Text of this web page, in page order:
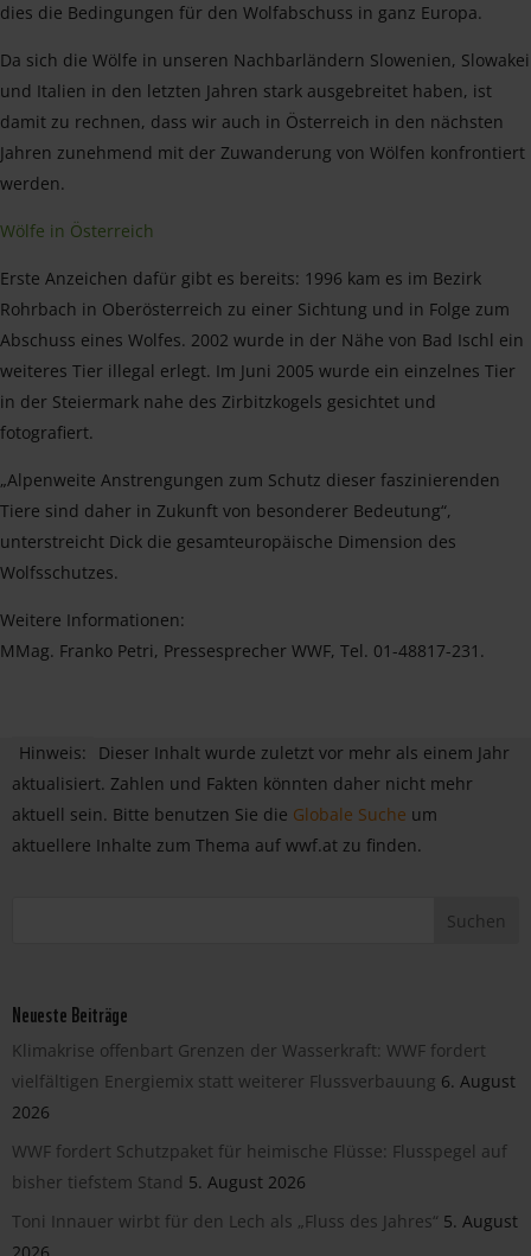
dies die Bedingungen für den Wolfabschuss in ganz Europa.
Da sich die Wölfe in unseren Nachbarländern Slowenien, Slowakei
und Italien in den letzten Jahren stark ausgebreitet haben, ist
damit zu rechnen, dass wir auch in Österreich in den nächsten
Jahren zunehmend mit der Zuwanderung von Wölfen konfrontiert
werden.
Wölfe in Österreich
Erste Anzeichen dafür gibt es bereits: 1996 kam es im Bezirk
Rohrbach in Oberösterreich zu einer Sichtung und in Folge zum
Abschuss eines Wolfes. 2002 wurde in der Nähe von Bad Ischl ein
weiteres Tier illegal erlegt. Im Juni 2005 wurde ein einzelnes Tier
in der Steiermark nahe des Zirbitzkogels gesichtet und
fotografiert.
„Alpenweite Anstrengungen zum Schutz dieser faszinierenden
Tiere sind daher in Zukunft von besonderer Bedeutung“,
unterstreicht Dick die gesamteuropäische Dimension des
Wolfsschutzes.
Weitere Informationen:
MMag. Franko Petri, Pressesprecher WWF, Tel. 01-48817-231.
Hinweis:
Dieser Inhalt wurde zuletzt vor mehr als einem Jahr
aktualisiert. Zahlen und Fakten könnten daher nicht mehr
aktuell sein. Bitte benutzen Sie die Globale Suche um
aktuellere Inhalte zum Thema auf wwf.at zu finden.
Neueste Beiträge
Klimakrise offenbart Grenzen der Wasserkraft: WWF fordert
vielfältigen Energiemix statt weiterer Flussverbauung 6. August
2026
WWF fordert Schutzpaket für heimische Flüsse: Flusspegel auf
bisher tiefstem Stand 5. August 2026
Toni Innauer wirbt für den Lech als „Fluss des Jahres“ 5. August